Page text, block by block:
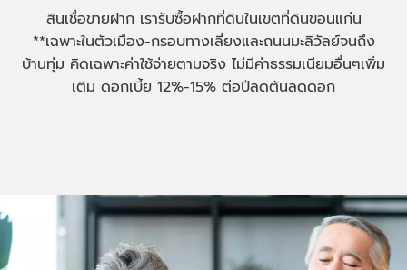
สินเชื่อขายฝาก เรารับซื้อฝากที่ดินในเขตที่ดินขอนแก่น
**เฉพาะในตัวเมือง-กรอบทางเลี่ยงและถนนมะลิวัลย์จนถึง
บ้านทุ่ม คิดเฉพาะค่าใช้จ่ายตามจริง ไม่มีค่าธรรมเนียมอื่นๆเพิ่ม
เติม ดอกเบี้ย 12%-15% ต่อปีลดต้นลดดอก